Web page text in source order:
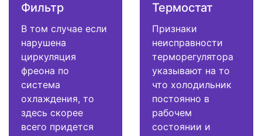
Фильтр
В том случае если
нарушена
циркуляция
фреона по
система
охлаждения, то
здесь скорее
всего придется
Термостат
Признаки
неисправности
терморегулятора
указывают на то
что холодильник
постоянно в
рабочем
состоянии и